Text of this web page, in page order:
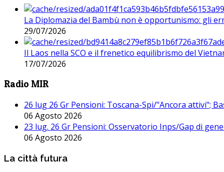
La Diplomazia del Bambù non è opportunismo: gli
29/07/2026
Il Laos nella SCO e il frenetico equilibrismo del
17/07/2026
Radio MIR
26 lug 26 Gr Pensioni: Toscana-Spi/"Ancora attivi";
06 Agosto 2026
23 lug. 26 Gr Pensioni: Osservatorio Inps/Gap di
06 Agosto 2026
La città futura